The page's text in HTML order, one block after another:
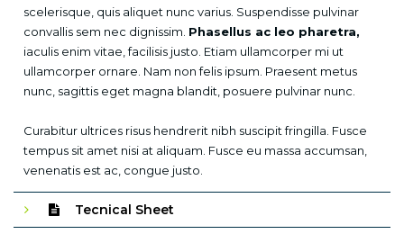
scelerisque, quis aliquet nunc varius. Suspendisse pulvinar
convallis sem nec dignissim. Phasellus ac leo pharetra,
iaculis enim vitae, facilisis justo. Etiam ullamcorper mi ut
ullamcorper ornare. Nam non felis ipsum. Praesent metus
nunc, sagittis eget magna blandit, posuere pulvinar nunc.
Curabitur ultrices risus hendrerit nibh suscipit fringilla. Fusce
tempus sit amet nisi at aliquam. Fusce eu massa accumsan,
venenatis est ac, congue justo.
Tecnical Sheet